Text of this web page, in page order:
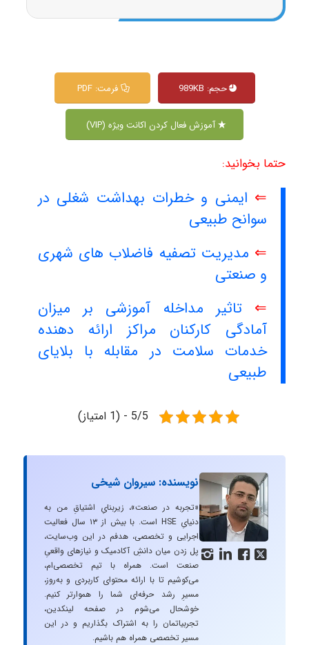
حجم: 989KB فرمت: PDF
آموزش فعال کردن اکانت ویژه (VIP)
حتما بخوانید:
⇐ ایمنی و خطرات بهداشت شغلی در
سوانح طبیعی
⇐ مدیریت تصفیه فاضلاب های شهری
و صنعتی
⇐ تاثیر مداخله آموزشی بر میزان
آمادگی کارکنان مراکز ارائه دهنده
خدمات سلامت در مقابله با بلایای
طبیعی
5/5 - (1 امتیاز)
   
نویسنده: سیروان شیخی
«تجربه در صنعت»، زیربنایِ اشتیاقِ من به
دنیایِ HSE است. با بیش از ۱۳ سال فعالیت
اجرایی و تخصصی، هدفم در این وب‌سایت،
پل زدن میان دانشِ آکادمیک و نیازهای واقعیِ
صنعت است. همراه با تیم تخصصی‌ام،
می‌کوشیم تا با ارائه محتوای کاربردی و به‌روز،
مسیرِ رشد حرفه‌ای شما را هموارتر کنیم.
خوشحال می‌شوم در صفحه لینکدین،
تجربیاتمان را به اشتراک بگذاریم و در این
مسیر تخصصی همراه هم باشیم.